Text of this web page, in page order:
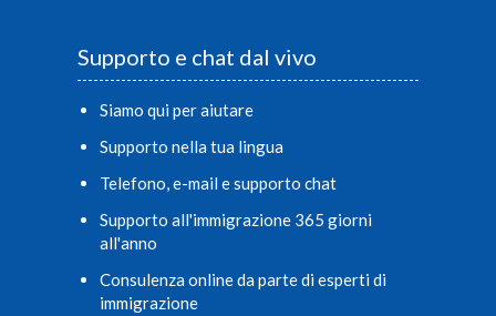
Supporto e chat dal vivo
Siamo qui per aiutare
Supporto nella tua lingua
Telefono, e-mail e supporto chat
Supporto all'immigrazione 365 giorni
all'anno
Consulenza online da parte di esperti di
immigrazione